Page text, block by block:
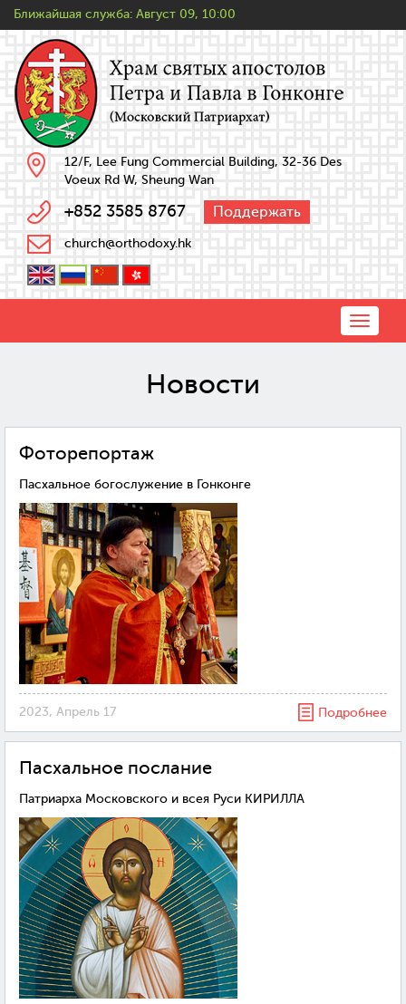
Ближайшая служба: Август 09, 10:00
12/F, Lee Fung Commercial Building, 32-36 Des
Voeux Rd W, Sheung Wan
+852 3585 8767 Поддержать
church@orthodoxy.hk
Toggle
Новости
Фоторепортаж
Пасхальное богослужение в Гонконге
2023, Апрель 17 Подробнее
Пасхальное послание
Патриарха Московского и всея Руси КИРИЛЛА